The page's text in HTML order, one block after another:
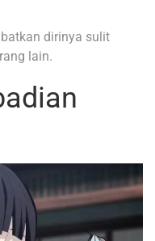
dirinya sulit
lain.